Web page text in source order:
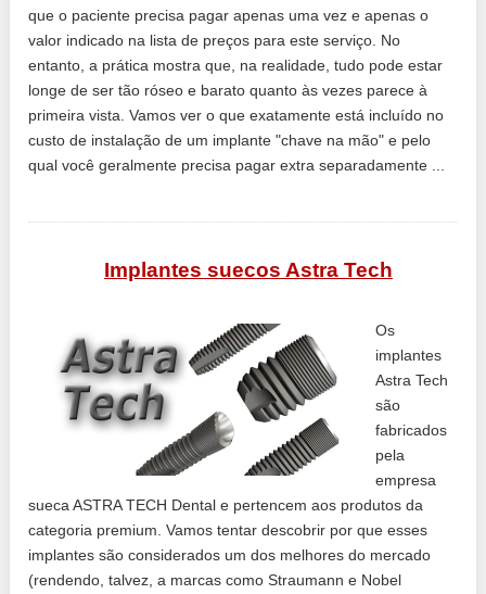
que o paciente precisa pagar apenas uma vez e apenas o
valor indicado na lista de preços para este serviço. No
entanto, a prática mostra que, na realidade, tudo pode estar
longe de ser tão róseo e barato quanto às vezes parece à
primeira vista. Vamos ver o que exatamente está incluído no
custo de instalação de um implante "chave na mão" e pelo
qual você geralmente precisa pagar extra separadamente ...
Implantes suecos Astra Tech
Os
implantes
Astra Tech
são
fabricados
pela
empresa
sueca ASTRA TECH Dental e pertencem aos produtos da
categoria premium. Vamos tentar descobrir por que esses
implantes são considerados um dos melhores do mercado
(rendendo, talvez, a marcas como Straumann e Nobel